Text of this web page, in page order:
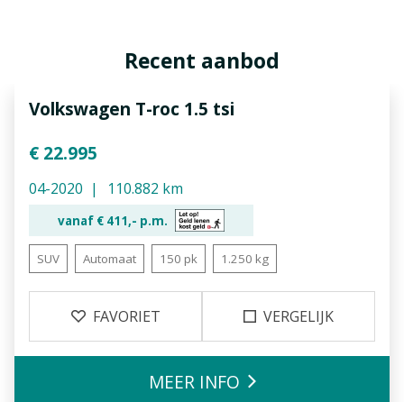
Recent aanbod
Volkswagen T-roc 1.5 tsi
€ 22.995
04-2020 110.882 km
vanaf € 411,- p.m.
SUV Automaat 150 pk 1.250 kg
FAVORIET VERGELIJK
MEER INFO